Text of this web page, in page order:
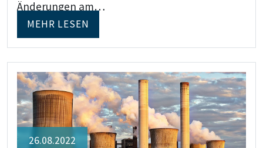
Änderungen am…
MEHR LESEN
26.08.2022